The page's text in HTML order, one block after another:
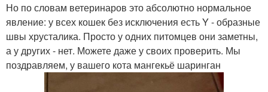
Но по словам ветеринаров это абсолютно нормальное
явление: у всех кошек без исключения есть Y - образные
швы хрусталика. Просто у одних питомцев они заметны,
а у других - нет. Можете даже у своих проверить. Мы
поздравляем, у вашего кота мангекьё шаринган